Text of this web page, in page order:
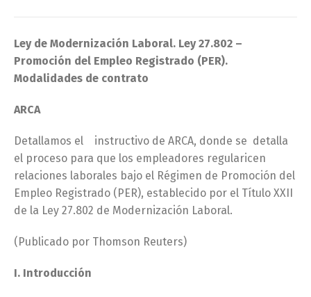
Ley de Modernización Laboral. Ley 27.802 –
Promoción del Empleo Registrado (PER).
Modalidades de contrato
ARCA
Detallamos el instructivo de ARCA, donde se detalla
el proceso para que los empleadores regularicen
relaciones laborales bajo el Régimen de Promoción del
Empleo Registrado (PER), establecido por el Título XXII
de la Ley 27.802 de Modernización Laboral.
(Publicado por Thomson Reuters)
I. Introducción